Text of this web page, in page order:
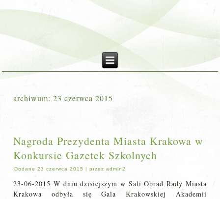
archiwum:23 czerwca 2015
Nagroda Prezydenta Miasta Krakowa w
Konkursie Gazetek Szkolnych
Dodane 23 czerwca 2015 |przez admin2
23-06-2015 W dniu dzisiejszym w Sali Obrad Rady Miasta
Krakowa odbyła się Gala Krakowskiej Akademii